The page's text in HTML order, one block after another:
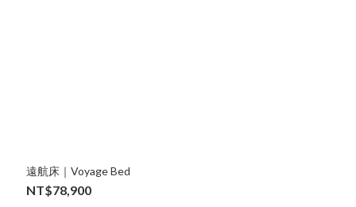
遠航床｜Voyage Bed
NT$78,900